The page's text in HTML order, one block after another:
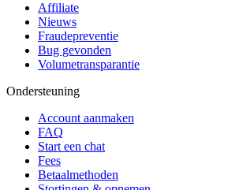
Affiliate
Nieuws
Fraudepreventie
Bug gevonden
Volumetransparantie
Ondersteuning
Account aanmaken
FAQ
Start een chat
Fees
Betaalmethoden